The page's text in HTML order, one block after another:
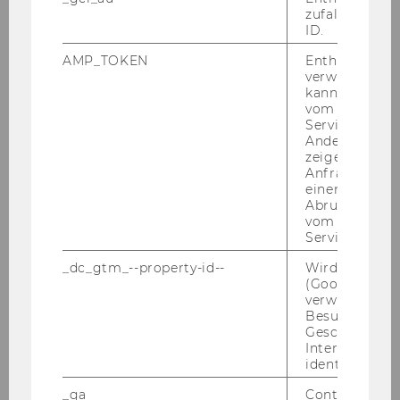
für Mittel-​ und Ost­eu­ro­päi­sches Wirt­schafts­
recht. Win­ner blickt auf weit­rei­chen­de in­ter­na­
tio­na­le Er­fah­rung zu­rück, unter an­de­rem als
Be­ra­ter des al­ba­ni­schen Jus­tiz­mi­nis­ters für Re­
form des al­ba­ni­schen Han­dels­rechts und der
Han­dels­ge­richts­bar­keit im Rah­men eines EU-​
Projekts zwi­schen 2007 und 2009. Zudem ist
der ge­bür­ti­ge Möd­lin­ger seit 2009 Be­hör­den­
lei­ter der ös­ter­rei­chi­schen Über­nah­me­kom­
mis­si­on und im stän­di­gen Kon­takt mit na­tio­na­
len und in­ter­na­tio­na­len Auf­sichts­be­hör­den für
den Ka­pi­tal­markt. In sei­ner wis­sen­schaft­li­chen
Ar­beit wid­met sich Win­ner dem Gesellschafts-​
und Ka­pi­tal­markt­recht, dem Im­ma­te­ri­al­gü­ter­
recht, Rechts­ver­glei­chung mit Schwer­punkt
Mittel-​ und Ost­eu­ro­pa sowie dem All­ge­mei­nen
Un­ter­neh­mens­recht, Ver­trags­recht sowie Sa­
ID.
AMP_TOKEN
Enthält ein
verwendet
kann, um
vom AMP-
Service
Andere
zeigen Opt-
Anfrage im
einen Fehler
Abrufen
vom AMP
Service an.
_dc_gtm_--property-id--
Wird von
(Google Tag
verwendet,
Besucher
Geschlecht
Interessen zu
identifizieren.
_ga
Contains a